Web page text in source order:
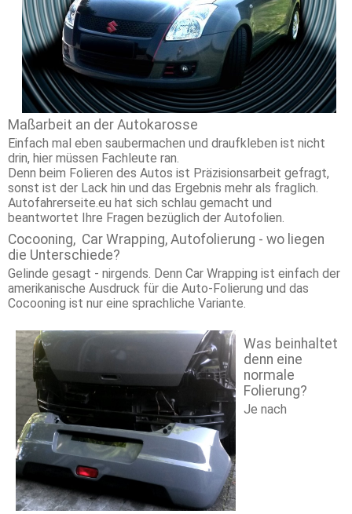
Maßarbeit an der Autokarosse
Einfach mal eben saubermachen und draufkleben ist nicht
drin, hier müssen Fachleute ran.
Denn beim Folieren des Autos ist Präzisionsarbeit gefragt,
sonst ist der Lack hin und das Ergebnis mehr als fraglich.
Autofahrerseite.eu hat sich schlau gemacht und
beantwortet Ihre Fragen bezüglich der Autofolien.
Cocooning, Car Wrapping, Autofolierung - wo liegen
die Unterschiede?
Gelinde gesagt - nirgends. Denn Car Wrapping ist einfach der
amerikanische Ausdruck für die Auto-Folierung und das
Cocooning ist nur eine sprachliche Variante.
Was beinhaltet
denn eine
normale
Folierung?
Je nach